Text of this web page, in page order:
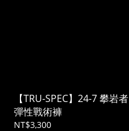
【TRU-SPEC】24-7 攀岩者
彈性戰術褲
NT$3,300